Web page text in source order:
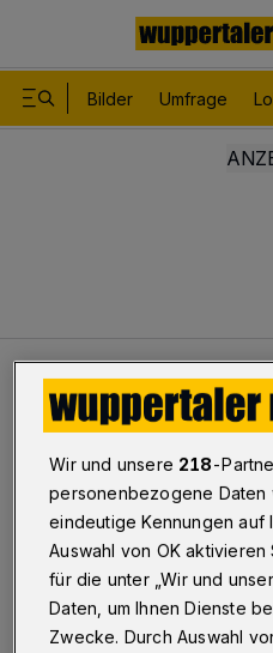
Bilder Umfrage
Kultur
„Phänomene“-
Wuppertal·Die Bergische
(BKG) eröffnet am
Kolkmannhaus (Hofaue
„Phänomene“.
Wir und unsere 218-
personenbezogene
eindeutige Kennungen auf
Auswahl von OK
für die unter „Wir und
Daten, um Ihnen Dienste
Zwecke. Durch Auswahl